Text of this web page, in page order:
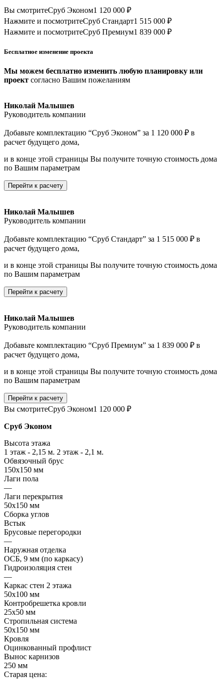
Вы смотритеСруб Эконом1 120 000 ₽
Нажмите и посмотритеСруб Стандарт1 515 000 ₽
Нажмите и посмотритеСруб Премиум1 839 000 ₽
Бесплатное изменение проекта
Мы можем бесплатно изменить любую планировку или
проект согласно Вашим пожеланиям
Николай Малышев
Руководитель компании
Добавьте комплектацию “Сруб Эконом” за 1 120 000 ₽ в
расчет будущего дома,
и в конце этой страницы Вы получите точную стоимость дома
по Вашим параметрам
Перейти к расчету
Николай Малышев
Руководитель компании
Добавьте комплектацию “Сруб Стандарт” за 1 515 000 ₽ в
расчет будущего дома,
и в конце этой страницы Вы получите точную стоимость дома
по Вашим параметрам
Перейти к расчету
Николай Малышев
Руководитель компании
Добавьте комплектацию “Сруб Премиум” за 1 839 000 ₽ в
расчет будущего дома,
и в конце этой страницы Вы получите точную стоимость дома
по Вашим параметрам
Перейти к расчету
Вы смотритеСруб Эконом1 120 000 ₽
Сруб Эконом
Высота этажа
1 этаж - 2,15 м. 2 этаж - 2,1 м.
Обвязочный брус
150х150 мм
Лаги пола
—
Лаги перекрытия
50х150 мм
Сборка углов
Встык
Брусовые перегородки
—
Наружная отделка
ОСБ, 9 мм (по каркасу)
Гидроизоляция стен
—
Каркас стен 2 этажа
50х100 мм
Контробрешетка кровли
25х50 мм
Стропильная система
50х150 мм
Кровля
Оцинкованный профлист
Вынос карнизов
250 мм
Старая цена: